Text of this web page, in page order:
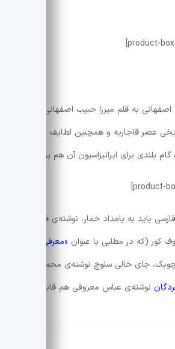
به قلم میرزا حبیب اصفهانی را می‌توانیم
عصر قاجاریه و همچنین لطایف و بدایعی
بلندی برای ایرانیزاسیون آن هم برداشته است.
باید به بامداد خمار، نوشته‌ی فتانه حاج
کور (که در مطلبی با عنوان «معرفی و بررسی
جای خالی سلوچ نوشته‌ی محمود
نوشته‌ی عباس معروفی هم قابل ذکر هستند.